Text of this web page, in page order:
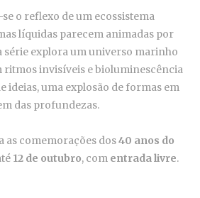
o reflexo de um ecossistema
líquidas parecem animadas por
série explora um universo marinho
invisíveis e bioluminescência
ideias, uma explosão de formas em
das profundezas.
as comemorações dos40 anos do
12 de outubro, com entrada livre.